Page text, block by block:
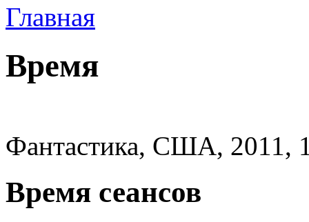
Главная
Время
Фантастика, США, 2011,
Время сеансов